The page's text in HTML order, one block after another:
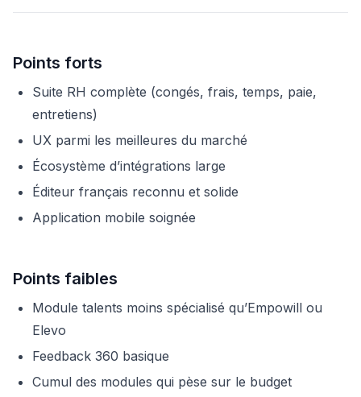
Points forts
Suite RH complète (congés, frais, temps, paie,
entretiens)
UX parmi les meilleures du marché
Écosystème d’intégrations large
Éditeur français reconnu et solide
Application mobile soignée
Points faibles
Module talents moins spécialisé qu’Empowill ou
Elevo
Feedback 360 basique
Cumul des modules qui pèse sur le budget